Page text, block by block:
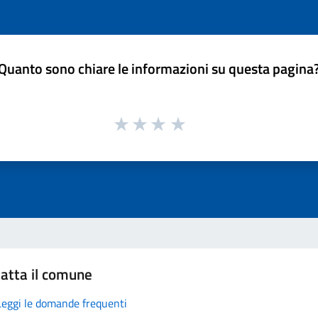
sono chiare le informazioni su questa
il comune
le domande frequenti